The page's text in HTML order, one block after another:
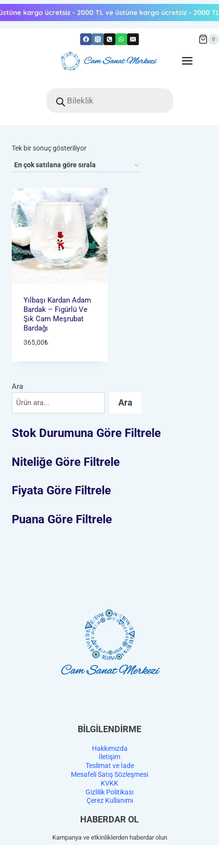
Skip
to
0
search
Tek bir sonuç gösteriliyor
Yılbaşı Kardan Adam
Bardak – Figürlü Ve
Şık Cam Meşrubat
Bardağı
365,00₺
Ara
Ara
Stok Durumuna Göre Filtrele
Niteliğe Göre Filtrele
Fiyata Göre Filtrele
Puana Göre Filtrele
BİLGİLENDİRME
Hakkımızda
İletişim
Teslimat ve İade
Mesafeli Satış Sözleşmesi
KVKK
Gizlilik Politikası
Çerez Kullanımı
HABERDAR OL
Kampanya ve etkinliklerden haberdar olun